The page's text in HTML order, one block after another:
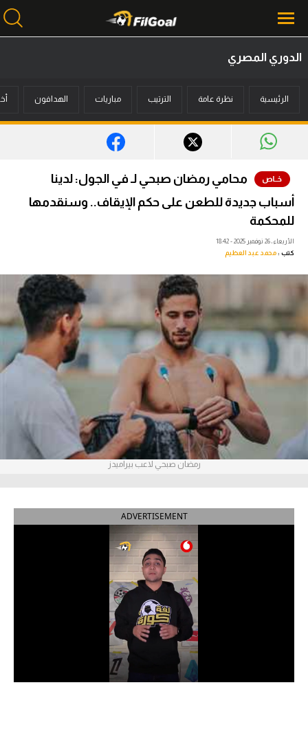
أخبار
ميركاتو
فانتازي في الجول
مسابقة التوقعات
فيديوهات
آراء حرة
ركن الألعاب
أمريكا 2026
الدوري المصري
الدوري السعودي للمحترفين
الدوري المصري
الرئيسية نظرة عامة الترتيب مباريات الهدافون
محامي رمضان صبحي لـ في الجول: لدينا
أسباب جديدة للطعن على حكم الإيقاف.. وسنقدمها
للمحكمة
الأربعاء، 26 نوفمبر 2025 - 18:42
كتب :محمد عبد العظيم
رمضان صبحي لاعب بيراميدز
ADVERTISEMENT